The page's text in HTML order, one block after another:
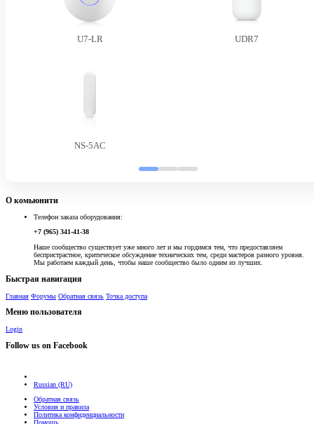
U7-LR UDR7
NS-5AC
О комьюнити
Телефон заказа оборудования:
+7 (965) 341-41-38
Наше сообщество существует уже много лет и мы гордимся тем, что предоставляем
беспристрастное, критическое обсуждение технических тем, среди мастеров разного уровня.
Мы работаем каждый день, чтобы наше сообщество было одним из лучших.
Быстрая навигация
Главная Форумы Обратная связь Точка доступа
Меню пользователя
Login
Follow us on Facebook
Russian (RU)
Обратная связь
Условия и правила
Политика конфиденциальности